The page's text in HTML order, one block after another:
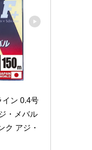
イン 0.4号
・メバル
ク アジ・